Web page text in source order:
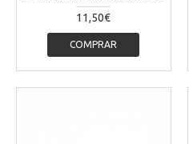
11,50€
COMPRAR